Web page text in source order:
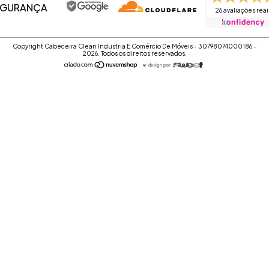
26 avaliações
Copyright Cabeceira Clean Industria E Comércio De Móveis - 30798074000186 -
2026. Todos os direitos reservados.